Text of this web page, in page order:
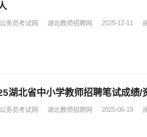
公务员考试网 湖北教师招聘网 2025-12-11
湖北省中小学教师招聘笔试成绩/
公务员考试网 湖北教师招聘网 2025-06-19